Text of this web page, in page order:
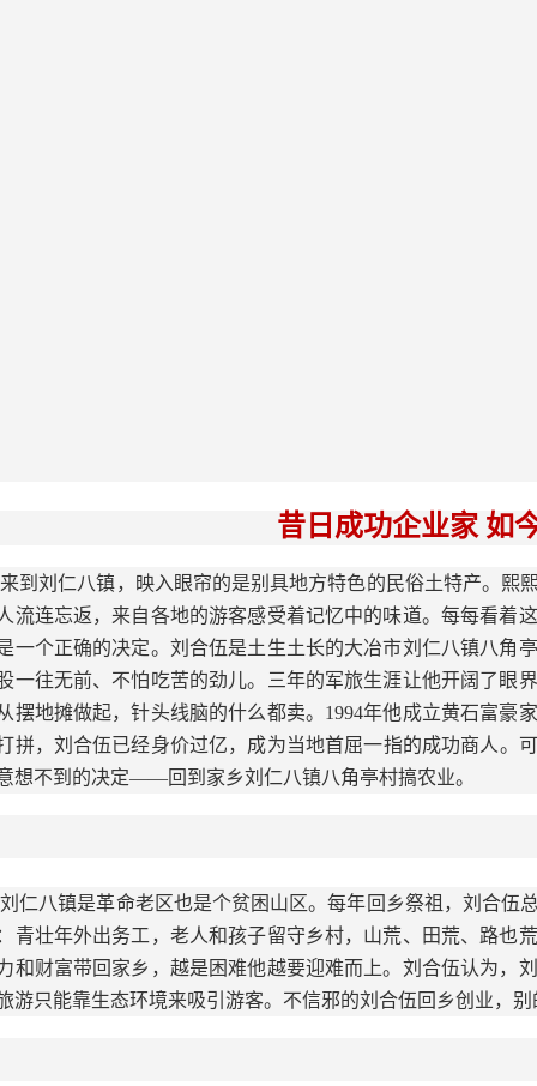
昔日成功企业家 如
来到刘仁八镇，映入眼帘的是别具地方特色的民俗土特产。熙
流连忘返，来自各地的游客感受着记忆中的味道。每每看着
一个正确的决定。刘合伍是土生土长的大冶市刘仁八镇八角
一往无前、不怕吃苦的劲儿。三年的军旅生涯让他开阔了眼
摆地摊做起，针头线脑的什么都卖。1994年他成立黄石富豪
拼，刘合伍已经身价过亿，成为当地首屈一指的成功商人。
想不到的决定——回到家乡刘仁八镇八角亭村搞农业。
刘仁八镇是革命老区也是个贫困山区。每年回乡祭祖，刘合伍
青壮年外出务工，老人和孩子留守乡村，山荒、田荒、路也
和财富带回家乡，越是困难他越要迎难而上。刘合伍认为，
游只能靠生态环境来吸引游客。不信邪的刘合伍回乡创业，